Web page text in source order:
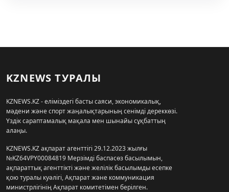
KZNEWS ТУРАЛЫ
KZNEWS.KZ - еліміздегі басты саяси, экономикалық,
мәдени және спорт жаңалықтарының сенімді дереккөзі.
Үздік сараптамалық мақала мен шынайы сұқбаттың
алаңы.
KZNEWS.KZ ақпарат агенттігі 29.12.2023 жылғы
№KZ64VPY00084819 Мерзімді баспасөз басылымын,
ақпараттық агенттікті және желілік басылымды есепке
қою туралы куәлігі, Ақпарат және коммуникация
министрлігінің Ақпарат комитетімен берілген.